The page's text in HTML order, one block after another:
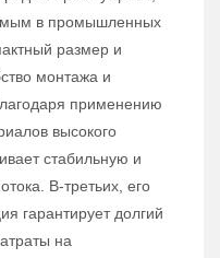
в промышленных
размер и
монтажа и
применению
высокого
стабильную и
В-третьих, его
гарантирует долгий
на